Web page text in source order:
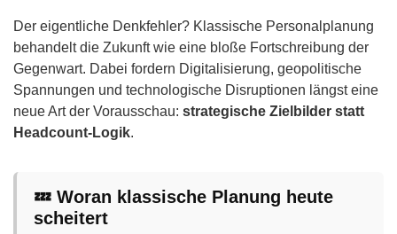
Der eigentliche Denkfehler? Klassische Personalplanung
behandelt die Zukunft wie eine bloße Fortschreibung der
Gegenwart. Dabei fordern Digitalisierung, geopolitische
Spannungen und technologische Disruptionen längst eine
neue Art der Vorausschau: strategische Zielbilder statt
Headcount-Logik.
💤 Woran klassische Planung heute
scheitert